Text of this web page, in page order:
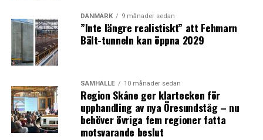
DANMARK 9 månader sedan
”Inte längre realistiskt” att Fehmarn
Bält-tunneln kan öppna 2029
SAMHÄLLE 10 månader sedan
Region Skåne ger klartecken för
upphandling av nya Öresundståg – nu
behöver övriga fem regioner fatta
motsvarande beslut